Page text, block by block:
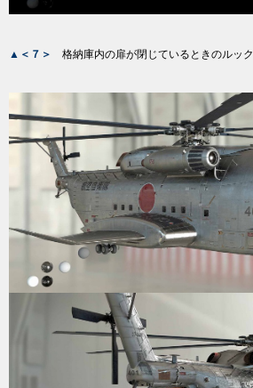
▲＜７＞ 格納庫内の扉が閉じているときのルック